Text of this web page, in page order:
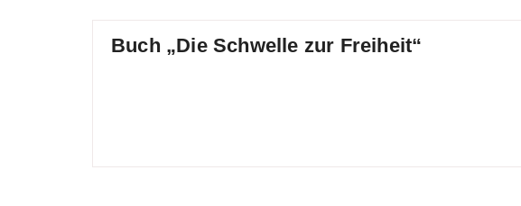
Buch „Die Schwelle zur Freiheit“